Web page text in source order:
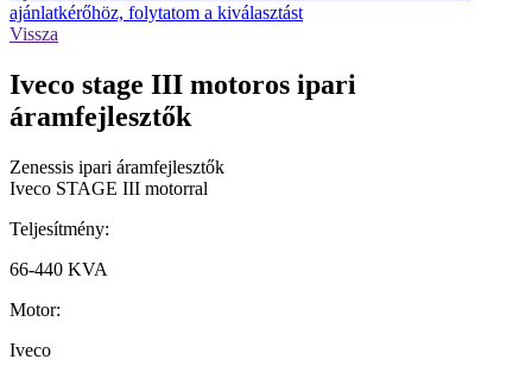
ajánlatkérőhöz, folytatom a kiválasztást
Vissza
Iveco stage III motoros ipari
áramfejlesztők
Zenessis ipari áramfejlesztők
Iveco STAGE III motorral
Teljesítmény:
66-440 KVA
Motor:
Iveco